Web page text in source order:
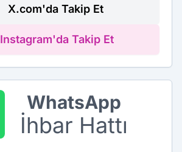
X.com'da Takip Et
Instagram'da Takip Et
WhatsApp
İhbar Hattı